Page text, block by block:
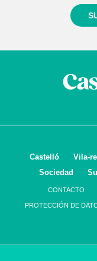
Castelló Vila-
Sociedad
CONTACTO
PROTECCIÓN DE